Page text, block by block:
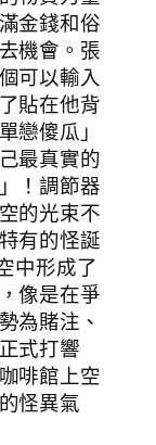
金錢和俗
機會。張
可以輸入
貼在他背
戀傻瓜」
最真實的
！調節器
的光束不
有的怪誕
中形成了
像是在爭
為賭注、
式打響
啡館上空
怪異氣